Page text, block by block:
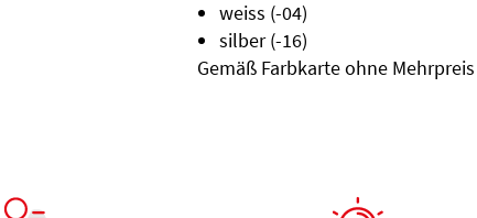
weiss (-04)
silber (-16)
Gemäß Farbkarte ohne Mehrpreis